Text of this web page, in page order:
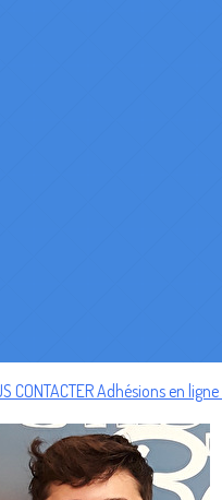
CONTACTERAdhésions en ligne